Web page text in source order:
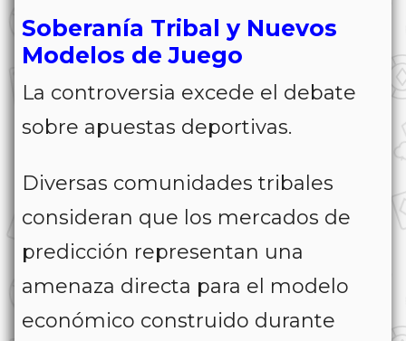
Soberanía Tribal y Nuevos
Modelos de Juego
La controversia excede el debate
sobre apuestas deportivas.
Diversas comunidades tribales
consideran que los mercados de
predicción representan una
amenaza directa para el modelo
económico construido durante